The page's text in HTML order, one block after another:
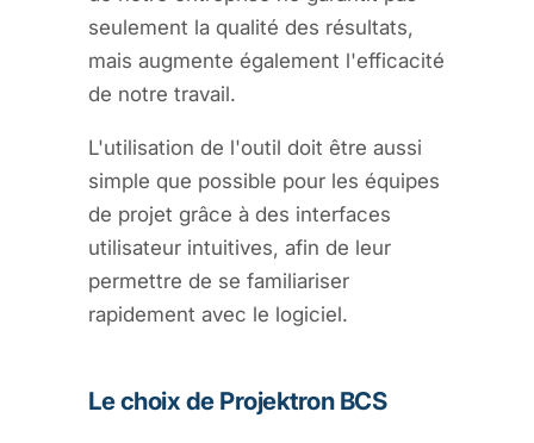
seulement la qualité des résultats,
mais augmente également l'efficacité
de notre travail.
L'utilisation de l'outil doit être aussi
simple que possible pour les équipes
de projet grâce à des interfaces
utilisateur intuitives, afin de leur
permettre de se familiariser
rapidement avec le logiciel.
Le choix de Projektron BCS